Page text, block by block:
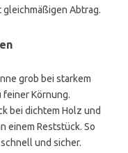
Abtrag.
grob bei starkem
Körnung.
bei dichtem Holz und
einem Reststück. So
und sicher.